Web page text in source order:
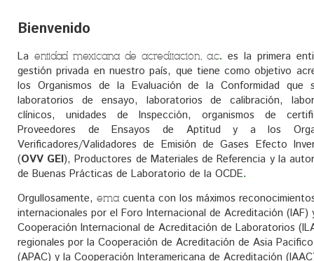
Bienvenido
La entidad mexicana de acreditación, a.c. es la primera
gestión privada en nuestro país, que tiene como objetivo
los Organismos de la Evaluación de la Conformidad que
laboratorios de ensayo, laboratorios de calibración,
clínicos, unidades de Inspección, organismos de
Proveedores de Ensayos de Aptitud y a los
Verificadores/Validadores de Emisión de Gases Efecto
(OVV GEI), Productores de Materiales de Referencia y la
de Buenas Prácticas de Laboratorio de la OCDE.
Orgullosamente, ema cuenta con los máximos
internacionales por el Foro Internacional de Acreditación (IAF)
Cooperación Internacional de Acreditación de Laboratorios
regionales por la Cooperación de Acreditación de Asia Pacifico
(APAC) y la Cooperación Interamericana de Acreditación